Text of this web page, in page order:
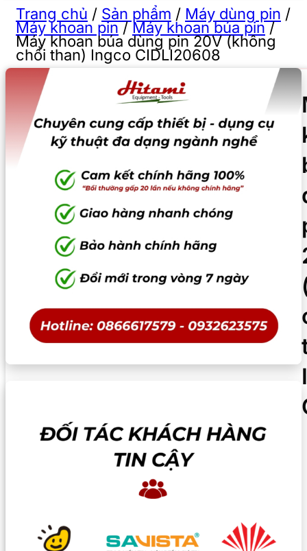
Trang chủ / Sản phẩm / Máy dùng pin /
Máy khoan pin/Máy khoan búa pin/
Máy khoan búa dùng pin 20V (không
chổi than) Ingco CIDLI20608